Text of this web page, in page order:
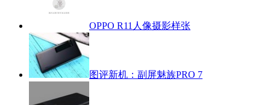
OPPO R11人像摄影样张
图评新机：副屏魅族PRO 7